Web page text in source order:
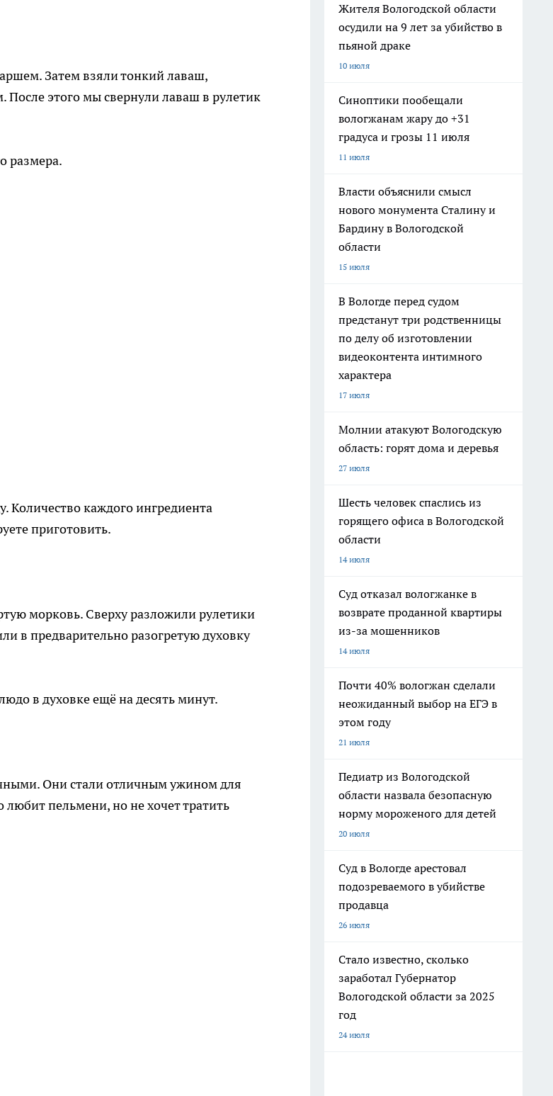
Затем взяли тонкий лаваш,
После этого мы свернули лаваш в рулетик
размера.
Количество каждого ингредиента
приготовить.
морковь. Сверху разложили рулетики
в предварительно разогретую духовку
в духовке ещё на десять минут.
Они стали отличным ужином для
любит пельмени, но не хочет тратить
Жителя Вологодской области
осудили на 9 лет за убийство в
пьяной драке
10 июля
Синоптики пообещали
вологжанам жару до +31
градуса и грозы 11 июля
11 июля
Власти объяснили смысл
нового монумента Сталину и
Бардину в Вологодской
области
15 июля
В Вологде перед судом
предстанут три родственницы
по делу об изготовлении
видеоконтента интимного
характера
17 июля
Молнии атакуют Вологодскую
область: горят дома и деревья
27 июля
Шесть человек спаслись из
горящего офиса в Вологодской
области
14 июля
Суд отказал вологжанке в
возврате проданной квартиры
из-за мошенников
14 июля
Почти 40% вологжан сделали
неожиданный выбор на ЕГЭ в
этом году
21 июля
Педиатр из Вологодской
области назвала безопасную
норму мороженого для детей
20 июля
Суд в Вологде арестовал
подозреваемого в убийстве
продавца
26 июля
Стало известно, сколько
заработал Губернатор
Вологодской области за 2025
год
24 июля